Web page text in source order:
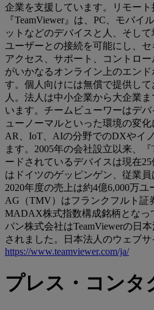
企業を支援しています。リモー
『TeamViewer』は、PC、モバ
ットなどのデバイスと人、そし
ユーザーとの接続を可能にし、
アクセス、サポート、コントロ
がいかなるオンライン上のエン
す。個人向けには無償で提供し
人。法人は中小企業から大企業
います。チームビューワーはデ
ューノーマルといった環境の変
AR、IoT、AIの分野でのDXやイ
ます。2005年の会社設立以来、『
ードされているデバイスは現在
はドイツのゲッピンゲン、従業員
2020年度の売上は約4億6,000万ユ
AG（TMV）はフランクフルト証
MADAX株式指数構成銘柄となっ
パン株式会社はTeamViewerの日
されました。日本法人のウェブサ
https://www.teamviewer.com/ja/
プレス・コンタ